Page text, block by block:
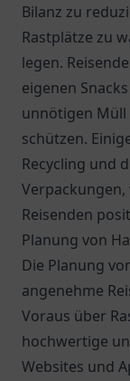
Bilanz zu
Rastplätze zu
legen.
eigenen
unnötigen Müll
schützen.
Recycling und
Reisenden
Planung von
Die Planung
angenehme
Voraus über
hochwertige
Websites und